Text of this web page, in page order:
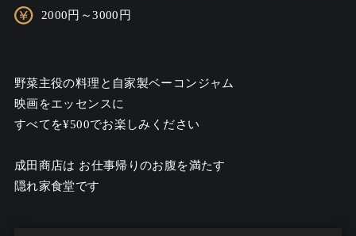
2000円～3000円
野菜主役の料理と自家製ベーコンジャム
映画をエッセンスに
すべてを¥500でお楽しみください
成田商店は お仕事帰りのお腹を満たす
隠れ家食堂です